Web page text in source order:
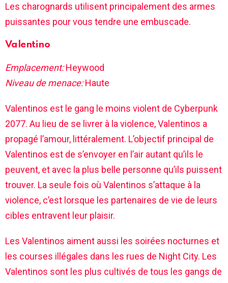
Les charognards utilisent principalement des armes
puissantes pour vous tendre une embuscade.
Valentino
Emplacement:Heywood
Niveau de menace:Haute
Valentinos est le gang le moins violent de Cyberpunk
2077. Au lieu de se livrer à la violence, Valentinos a
propagé l’amour, littéralement. L’objectif principal de
Valentinos est de s’envoyer en l’air autant qu’ils le
peuvent, et avec la plus belle personne qu’ils puissent
trouver. La seule fois où Valentinos s’attaque à la
violence, c’est lorsque les partenaires de vie de leurs
cibles entravent leur plaisir.
Les Valentinos aiment aussi les soirées nocturnes et
les courses illégales dans les rues de Night City. Les
Valentinos sont les plus cultivés de tous les gangs de